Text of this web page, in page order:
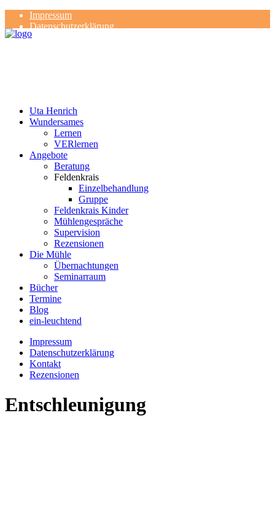
Impressum
Datenschutzerklärung
Kontakt
Uta Henrich
Wundersames
Lernen
VERlernen
Angebote
Beratung
Feldenkrais
Einzelbehandlung
Gruppe
Feldenkrais Kinder
Mühlengespräche
Supervision
Rezensionen
Die Mühle
Übernachtungen
Seminarraum
Bücher
Termine
Blog
ein-leuchtend
Impressum
Datenschutzerklärung
Kontakt
Rezensionen
Entschleunigung